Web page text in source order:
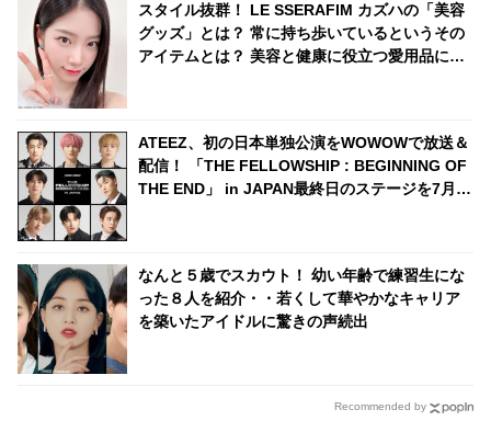
スタイル抜群！ LE SSERAFIM カズハの「美容
グッズ」とは？ 常に持ち歩いているというその
アイテムとは？ 美容と健康に役立つ愛用品に注
ATEEZ、初の日本単独公演をWOWOWで放送＆
配信！ 「THE FELLOWSHIP : BEGINNING OF
THE END」 in JAPAN最終日のステージを7月18
なんと５歳でスカウト！ 幼い年齢で練習生にな
った８人を紹介・・若くして華やかなキャリア
を築いたアイドルに驚きの声続出
Recommended by